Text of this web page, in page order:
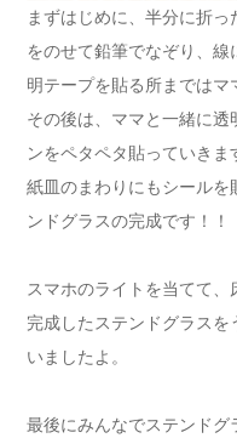
まずはじめに、半分に折
をのせて鉛筆でなぞり、
明テープを貼る所まではマ
その後は、ママと一緒に
ンをペタペタ貼っていき
紙皿のまわりにもシール
ンドグラスの完成です！！
スマホのライトを当てて、
完成したステンドグラス
いましたよ。
最後にみんなでステンドグ